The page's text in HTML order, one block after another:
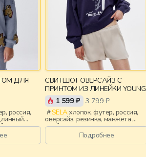
ДЛЯ
вырез,
дети
СВИТШОТ ОВЕРСАЙЗ С
ПРИНТОМ ИЗ ЛИНЕЙКИ YOUNG
1 599 ₽ 3 799 ₽
SELAхлопок, футер, россия,
оверсайз, резинка, манжета,
свободные, принт, девочки,
старшеклассники, дети
Подробнее